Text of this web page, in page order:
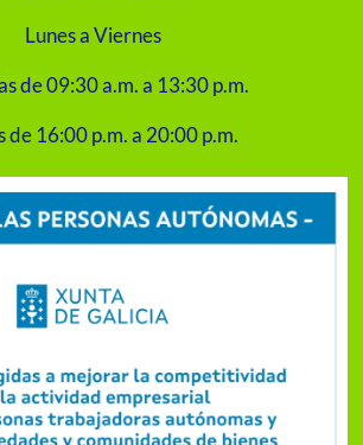
Lunes a Viernes
de 09:30 a.m. a 13:30 p.m.
de 16:00 p.m. a 20:00 p.m.